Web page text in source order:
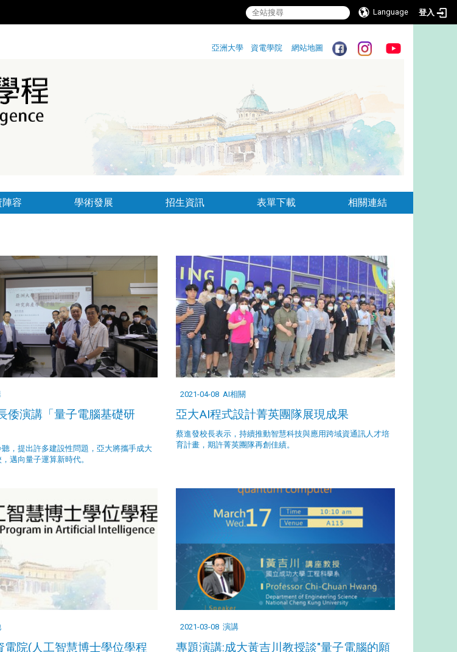
Language 登入
亞洲大學
資電學院 網站地圖
陣容 學術發展 招生資訊 表單下載 相關連結
倭演講「量子電腦基礎研
，提出許多建設性問題，亞大將攜手成大
邁向量子運算新時代。
2021-04-08 AI相關
亞大AI程式設計菁英團隊展現成果
蔡進發校長表示，持續推動智慧科技與應用跨域資通訊人才培
育計畫，期許菁英團隊再創佳績。
電院(人工智慧博士學位學程
2021-03-08 演講
專題演講:成大黃吉川教授談"量子電腦的願